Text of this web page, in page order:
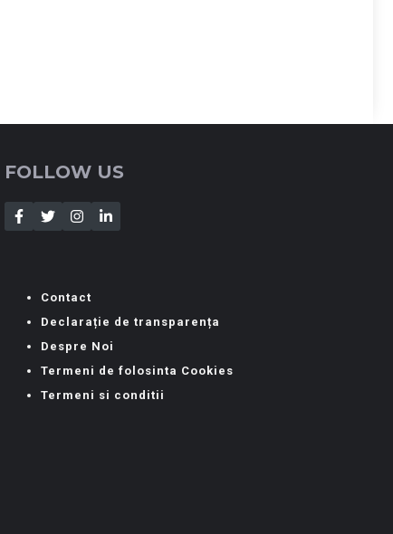
FOLLOW US
Contact
Declarație de transparența
Despre Noi
Termeni de folosinta Cookies
Termeni si conditii